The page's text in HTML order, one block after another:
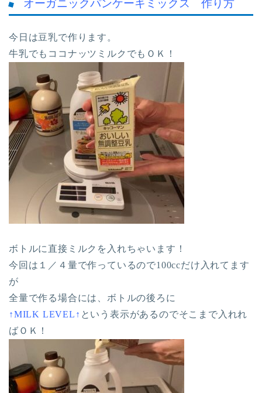
オーガニックパンケーキミックス 作り方
今日は豆乳で作ります。
牛乳でもココナッツミルクでもＯＫ！
ボトルに直接ミルクを入れちゃいます！
今回は１／４量で作っているので100ccだけ入れてます
が
全量で作る場合には、ボトルの後ろに
↑MILK LEVEL↑ という表示があるのでそこまで入れれ
ばＯＫ！